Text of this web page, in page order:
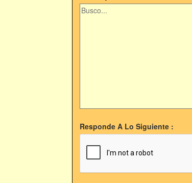
Responde A Lo Siguiente :